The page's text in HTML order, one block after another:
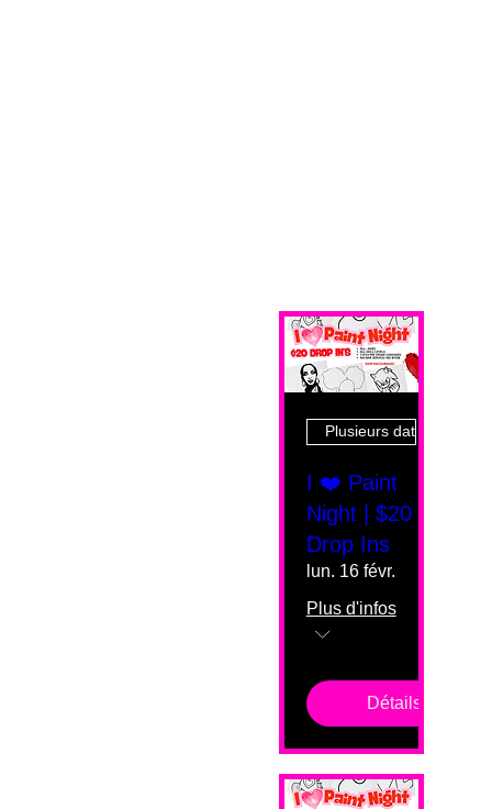
Plusieurs dates
I ❤️ Paint
Night | $20
Drop Ins
lun. 16 févr.
Plus d'infos
Détails